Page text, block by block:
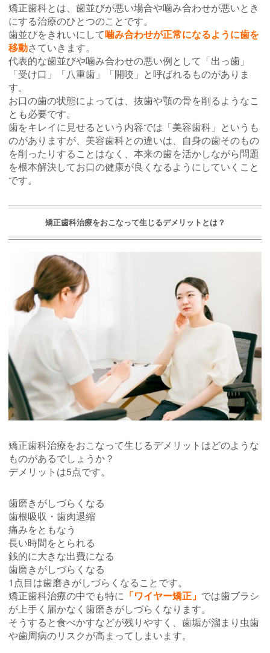
矯正歯科とは、歯並びが悪い場合や噛み合わせが悪いとき
にする治療のひとつのことです。
歯並びをきれいにして噛み合わせが正常になるように歯を
移動さていきます。
代表的な歯並びや噛み合わせの悪い例として「出っ歯」
「受け口」「八重歯」「開咬」と呼ばれるものがありま
す。
お口の歯の状態によっては、抜歯や顎の骨を削るようなこ
とも必要です。
歯をキレイに見せるという内容では「美容歯科」というも
のがありますが、美容歯科との違いは、自身の歯そのもの
を削ったりすることはなく、本来の歯を活かしながら問題
を根本解決してお口の健康が良くなるようにしていくこと
です。
矯正歯科治療をおこなって生じるデメリットとは？
矯正歯科治療をおこなって生じるデメリットはどのような
ものがあるでしょうか？
デメリットは5点です。
歯磨きがしづらくなる
歯根吸収・歯肉退縮
痛みをともなう
長い時間をとられる
銭的に大きな出費になる
歯磨きがしづらくなる
1点目は歯磨きがしづらくなることです。
矯正歯科治療の中でも特に 「ワイヤー矯正」 では歯ブラシ
が上手く届かなく歯磨きがしづらくなります。
そうすると食べかすなどが残りやすく、歯垢が溜まり虫歯
や歯周病のリスクが高まってしまいます。